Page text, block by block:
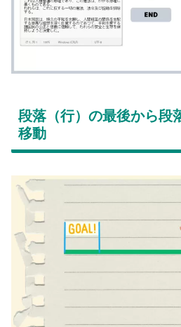
段落（行）の最後から段
移動